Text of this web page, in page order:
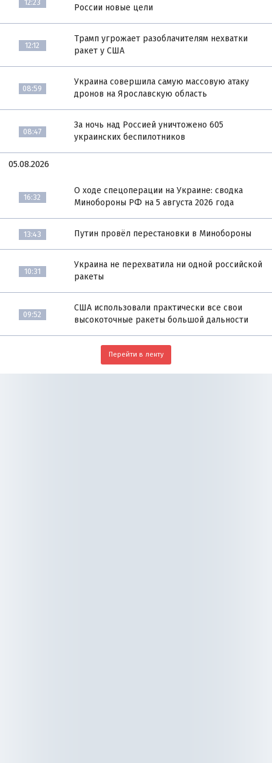
12:23
России новые цели
12:12
Трамп угрожает разоблачителям нехватки
ракет у США
08:59
Украина совершила самую массовую атаку
дронов на Ярославскую область
08:47
За ночь над Россией уничтожено 605
украинских беспилотников
05.08.2026
16:32
О ходе спецоперации на Украине: сводка
Минобороны РФ на 5 августа 2026 года
13:43 Путин провёл перестановки в Минобороны
10:31
Украина не перехватила ни одной российской
ракеты
09:52
США использовали практически все свои
высокоточные ракеты большой дальности
Перейти в ленту